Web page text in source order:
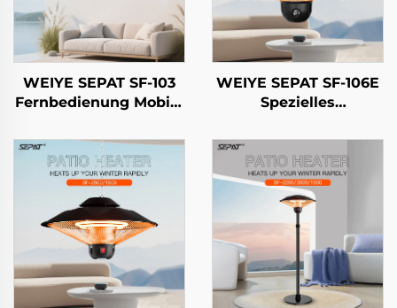
WEIYE SEPAT SF-103
Fernbedienung Mobile
beschichtetes Halogen
Aluminiumlegierung
Gehäuse Heizung IP65
WEIYE SEPAT SF-106E
Spezielles
Fernbedienung
Sicherheitsgitter
Kohlefaserrohr
Heizung IP44